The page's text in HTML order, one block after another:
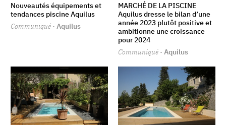
Nouveautés équipements et
tendances piscine Aquilus
Communiqué · Aquilus
MARCHÉ DE LA PISCINE
Aquilus dresse le bilan d’une
année 2023 plutôt positive et
ambitionne une croissance
pour 2024
Communiqué · Aquilus